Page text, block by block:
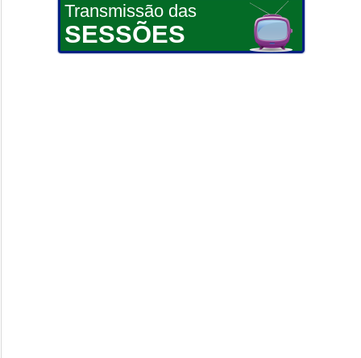
Transmissão das
SESSÕES